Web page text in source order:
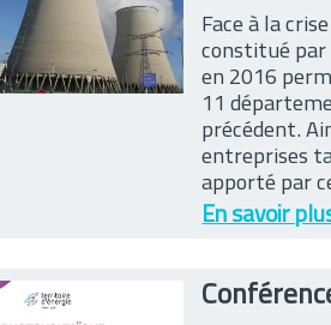
Face à la
constitué par
en 2016
11
précédent.
entreprises
apporté par
En savoir